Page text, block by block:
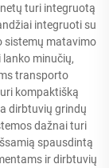
turi integruotą
integruoti su
sistemų matavimo
minučių,
transporto
kompaktišką
dirbtuvių grindų
dažnai turi
spausdintą
ir dirbtuvių